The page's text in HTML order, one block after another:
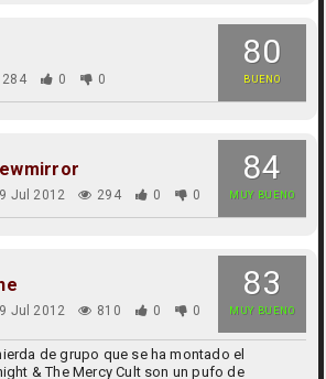
80
BUENO
284 0 0
84
MUY BUENO
Jul 2012 294 0 0
83
MUY BUENO
Jul 2012 810 0 0
de grupo que se ha montado el
& The Mercy Cult son un pufo de